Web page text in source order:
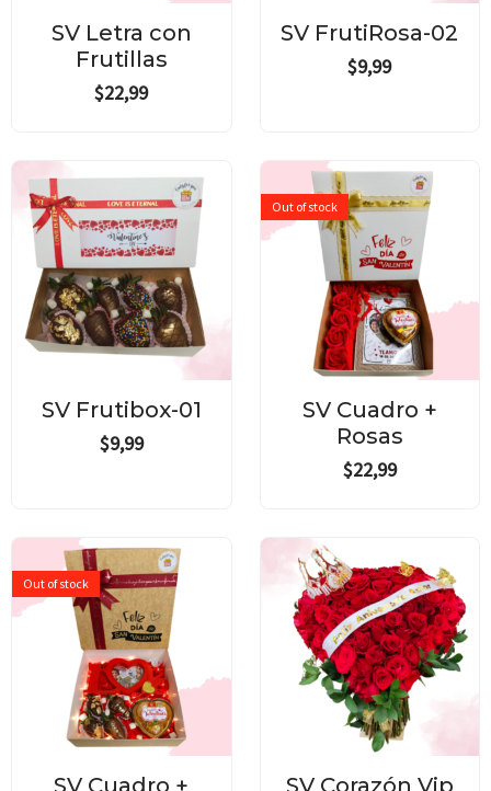
SV Letra con
Frutillas
$22,99
SV FrutiRosa-02
$9,99
SV Frutibox-01
$9,99
Out of stock
SV Cuadro +
Rosas
$22,99
Out of stock